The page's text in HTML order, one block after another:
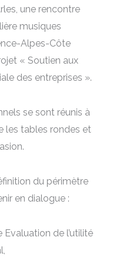
une rencontre
musiques
Alpes-Côte
« Soutien aux
des entreprises ».
se sont réunis à
les tables rondes et
du périmètre
en dialogue :
Evaluation de l’utilité